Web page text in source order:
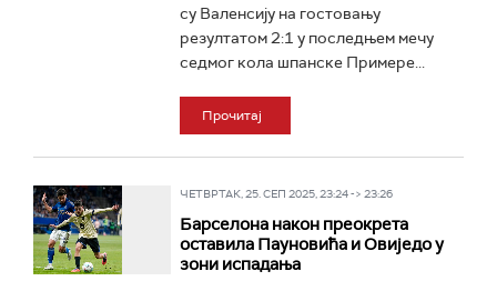
су Валенсију на гостовању
резултатом 2:1 у последњем мечу
седмог кола шпанске Примере...
Прочитај
ЧЕТВРТАК, 25. СЕП 2025, 23:24 -> 23:26
Барселона након преокрета
оставила Пауновића и Овиједо у
зони испадања